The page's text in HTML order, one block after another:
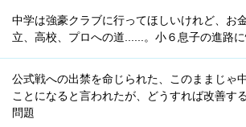
中学は強豪クラブに行ってほしいけれど、お
立、高校、プロへの道......。小６息子の進路
公式戦への出禁を命じられた、このままじゃ
ことになると言われたが、どうすれば改善す
問題